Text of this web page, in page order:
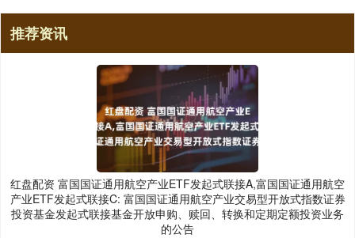
推荐资讯
红盘配资 富国国证通用航空产业ETF发起式联接A,富国国证通用航空
产业ETF发起式联接C: 富国国证通用航空产业交易型开放式指数证券
投资基金发起式联接基金开放申购、赎回、转换和定期定额投资业务
的公告